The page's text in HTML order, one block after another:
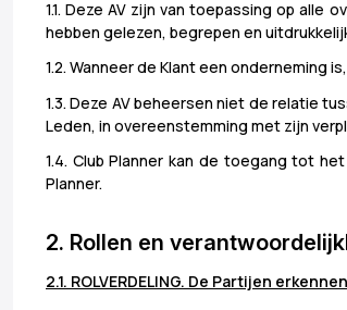
1.1. Deze AV zijn van toepassing op
hebben gelezen, begrepen en
1.2. Wanneer de Klant een onderneming
1.3. Deze AV beheersen niet de relatie
Leden, in overeenstemming met zijn
1.4. Club Planner kan de toegang tot
Planner.
2. Rollen en
2.1. ROLVERDELING. De Partijen